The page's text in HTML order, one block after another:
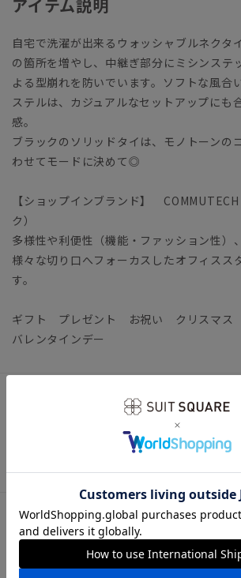
アイテム説明
自宅で洗濯が出来るウォッシャブルネクタ
の箇所を増やし、中継ぎ部分にミシンステ
よる型崩れを防いでいます。ソフトな風
ステルは、カジュアルなセットアップにも
感。
ブラックのソリッドタイは、モノトーンの
わせてモードに決めて◎
【ショップインブランド】
ク）
多様性や利便性（機能・ファッション性）
様々な切り口へフォーカスしたオフィスス
す。
ギフト プレゼント お祝い クリスマ
バレンタインデー
【洗濯表示】洗濯機可（お洗濯の際は、中
トに入れてください。）
サイズ詳細
全長143.0cm 大剣幅7.5cm